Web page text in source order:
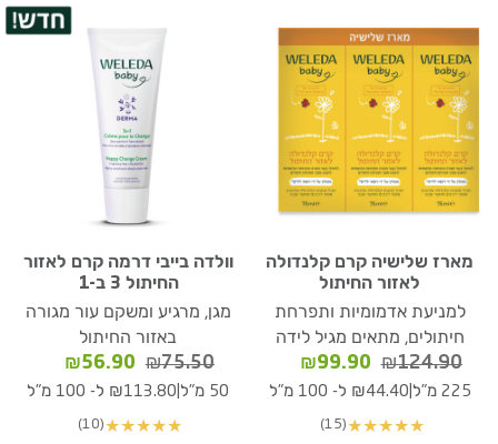
מארז שלישיה קרם קלנדולה
לאזור החיתול
למניעת אדמומיות ותפרחת
חיתולים, מתאים מגיל לידה
₪124.90
המחיר
המקורי
₪124.90.
₪99.90
הנוכחי
225 מ"ל ₪44.40 ל- 100 מ"ל
★
★
★
★
★
(15)
וולדה בייבי דרמה קרם לאזור
החיתול 3 ב-1
מגן, מרגיע ומשקם עור מגורה
באזור החיתול
₪75.50
המחיר
המקורי
₪75.50.
₪56.90
הנוכחי
50 מ"ל ₪113.80 ל- 100 מ"ל
★
★
★
★
★
(10)